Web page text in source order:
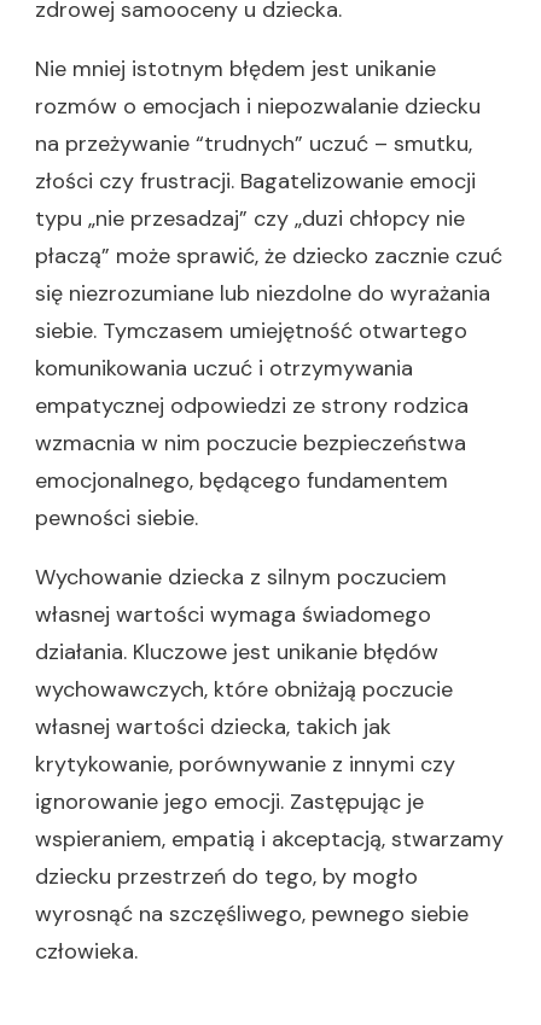
zdrowej samooceny u dziecka.
Nie mniej istotnym błędem jest unikanie
rozmów o emocjach i niepozwalanie dziecku
na przeżywanie “trudnych” uczuć – smutku,
złości czy frustracji. Bagatelizowanie emocji
typu „nie przesadzaj” czy „duzi chłopcy nie
płaczą” może sprawić, że dziecko zacznie czuć
się niezrozumiane lub niezdolne do wyrażania
siebie. Tymczasem umiejętność otwartego
komunikowania uczuć i otrzymywania
empatycznej odpowiedzi ze strony rodzica
wzmacnia w nim poczucie bezpieczeństwa
emocjonalnego, będącego fundamentem
pewności siebie.
Wychowanie dziecka z silnym poczuciem
własnej wartości wymaga świadomego
działania. Kluczowe jest unikanie błędów
wychowawczych, które obniżają poczucie
własnej wartości dziecka, takich jak
krytykowanie, porównywanie z innymi czy
ignorowanie jego emocji. Zastępując je
wspieraniem, empatią i akceptacją, stwarzamy
dziecku przestrzeń do tego, by mogło
wyrosnąć na szczęśliwego, pewnego siebie
człowieka.